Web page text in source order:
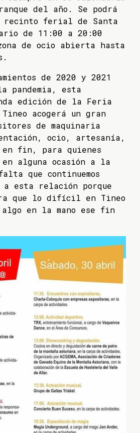
del año. Se podrá
ferial de Santa
de 11:00 a 20:00
de ocio abierta hasta
de 2020 y 2021
pandemia, esta
edición de la Feria
acogerá un gran
de maquinaria
ocio, artesanía,
fin, para quienes
en alguna ocasión a la
que continuemos
a esta relación porque
que lo difícil en Tineo
en la mano ese fin